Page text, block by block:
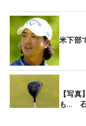
1年前に比べて、飛
「昨年、成長して
覚えています。1
振りや練習をして
がっている。続け
感じますね」。練
うきを持ち込み、
米下部
【写
も… 石